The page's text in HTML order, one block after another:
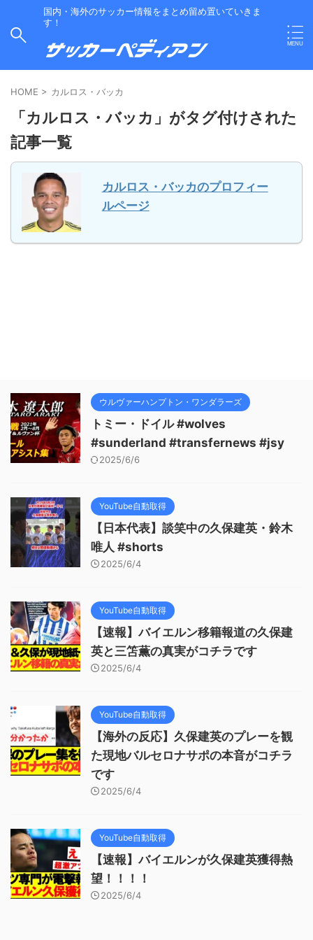
国内・海外のサッカー情報をまとめ留め置いていきま
す！
HOME > カルロス・バッカ
「カルロス・バッカ」がタグ付けされた
記事一覧
カルロス・バッカのプロフィー
ルページ
ウルヴァーハンプトン・ワンダラーズ
トミー・ドイル #wolves
#sunderland #transfernews #jsy
2025/6/6
YouTube自動取得
【日本代表】談笑中の久保建英・鈴木
唯人 #shorts
2025/6/4
YouTube自動取得
【速報】バイエルン移籍報道の久保建
英と三笘薫の真実がコチラです
2025/6/4
YouTube自動取得
【海外の反応】久保建英のプレーを観
た現地バルセロナサポの本音がコチラ
です
2025/6/4
YouTube自動取得
【速報】バイエルンが久保建英獲得熱
望！！！！
2025/6/4